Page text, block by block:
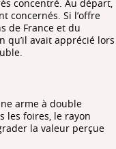
concentré. Au départ,
concernés. Si l’offre
de France et du
qu’il avait apprécié lors
arme à double
les foires, le rayon
la valeur perçue